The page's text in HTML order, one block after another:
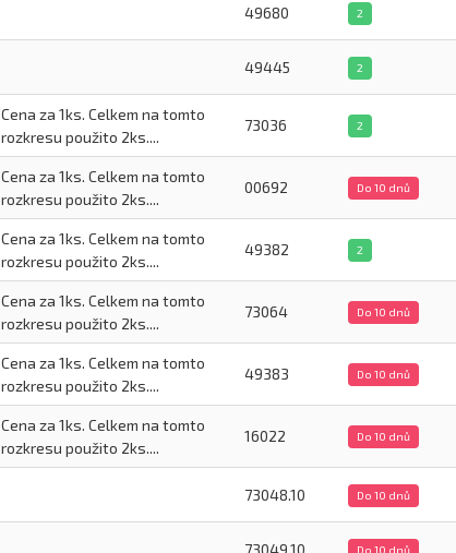
49680 2
49445 2
Cena za 1ks. Celkem na tomto
rozkresu použito 2ks....
73036 2
Cena za 1ks. Celkem na tomto
rozkresu použito 2ks....
00692 Do 10 dnů
Cena za 1ks. Celkem na tomto
rozkresu použito 2ks....
49382 2
Cena za 1ks. Celkem na tomto
rozkresu použito 2ks....
73064 Do 10 dnů
Cena za 1ks. Celkem na tomto
rozkresu použito 2ks....
49383 Do 10 dnů
Cena za 1ks. Celkem na tomto
rozkresu použito 2ks....
16022 Do 10 dnů
73048.10 Do 10 dnů
73049.10 Do 10 dnů